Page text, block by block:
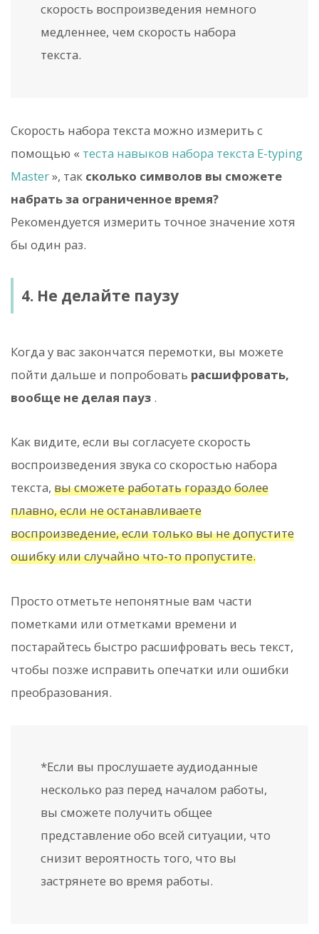
скорость воспроизведения немного
медленнее, чем скорость набора
текста.
Скорость набора текста можно измерить с
помощью « теста навыков набора текста E-typing
Master», так сколько символов вы сможете
набрать за ограниченное время?
Рекомендуется измерить точное значение хотя
бы один раз.
4. Не делайте паузу
Когда у вас закончатся перемотки, вы можете
пойти дальше и попробовать расшифровать,
вообще не делая пауз .
Как видите, если вы согласуете скорость
воспроизведения звука со скоростью набора
текста, вы сможете работать гораздо более
плавно, если не останавливаете
воспроизведение, если только вы не допустите
ошибку или случайно что-то пропустите.
Просто отметьте непонятные вам части
пометками или отметками времени и
постарайтесь быстро расшифровать весь текст,
чтобы позже исправить опечатки или ошибки
преобразования.
*Если вы прослушаете аудиоданные
несколько раз перед началом работы,
вы сможете получить общее
представление обо всей ситуации, что
снизит вероятность того, что вы
застрянете во время работы.